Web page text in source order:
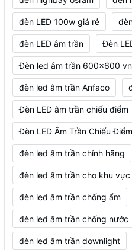
đèn LED 100w giá rẻ
đèn LED âm trần Đèn
Đèn led âm trần 600x600
đèn led âm trần Anfaco
Đèn LED âm trần chiếu điểm
Đèn LED Âm Trần Chiếu
đèn led âm trần chính hãng
đèn led âm trần cho khu
đèn led âm trần chống ẩm
đèn led âm trần chống nước
đèn led âm trần downlight